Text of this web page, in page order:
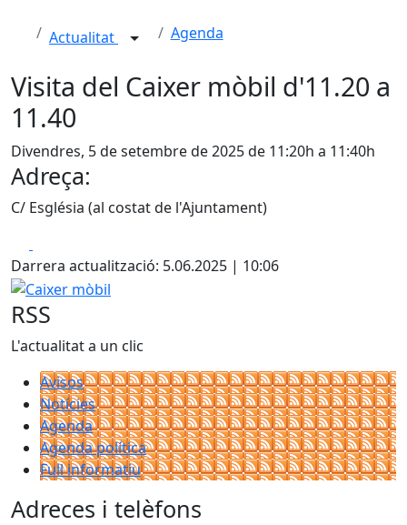
Actualitat Agenda
Visita del Caixer mòbil d'11.20 a
11.40
Divendres, 5 de setembre de 2025 de 11:20h a 11:40h
Adreça:
C/ Església (al costat de l'Ajuntament)
Darrera actualització: 5.06.2025 | 10:06
Caixer mòbil
RSS
L'actualitat a un clic
Avisos
Notícies
Agenda
Agenda política
Full informatiu
Adreces i telèfons